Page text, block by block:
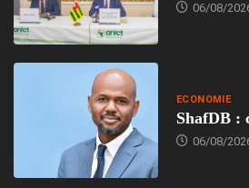
06/08/
ECONOMIE
ShafDB :
06/08/